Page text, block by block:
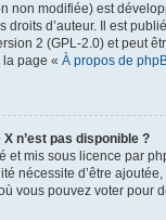
non modifiée) est
droits d’auteur. Il est
2 (GPL-2.0) et peut
la page « À propos de
n’est pas disponible ?
et mis sous licence par
nécessite d’être
vous pouvez voter pour